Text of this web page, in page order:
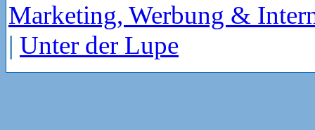
Marketing, Werbung &
| Unter der Lupe